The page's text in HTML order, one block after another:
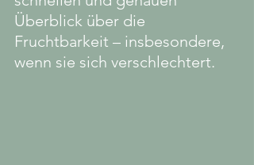
Überblick über die
Fruchtbarkeit – insbesondere,
wenn sie sich verschlechtert.